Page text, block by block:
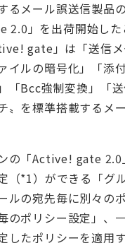
るメール誤送信製品
2.0」を出荷開始し
gate」は「送信
イルの暗号化」「添
「Bcc強制変換」「
〟を標準搭載するメ
の「Active! gate 2.0
（*1）ができる「グ
ルの宛先毎に別々の
のポリシー設定」、
したポリシーを適用